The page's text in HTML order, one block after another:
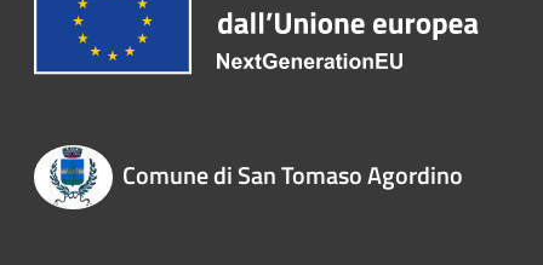
Comune di San Tomaso Agordino